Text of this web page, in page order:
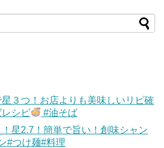
３つ！お店よりも美味しいリピ確
シピ
#油そば
星2.7！簡単で旨い！創味シャン
#つけ麺#料理